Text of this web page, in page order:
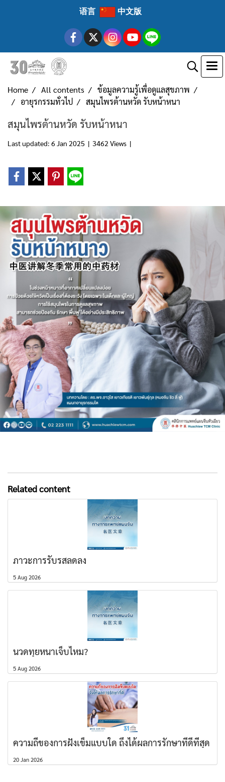
语言 中文版
Home All contents
ข้อมูลความรู้เพื่อดูแลสุขภาพ
อายุรกรรมทั่วไป
สมุนไพรต้านหวัด รับหน้าหนา
สมุนไพรต้านหวัด รับหน้าหนา
Last updated: 6 Jan 2025 | 3462 Views |
Related content
ภาวะการรับรสลดลง
5 Aug 2026
นวดทุยหนาเจ็บไหม?
5 Aug 2026
ความถี่ของการฝังเข็มแบบใด ถึงได้ผลการรักษาที่ดีที่สุด
20 Jan 2026